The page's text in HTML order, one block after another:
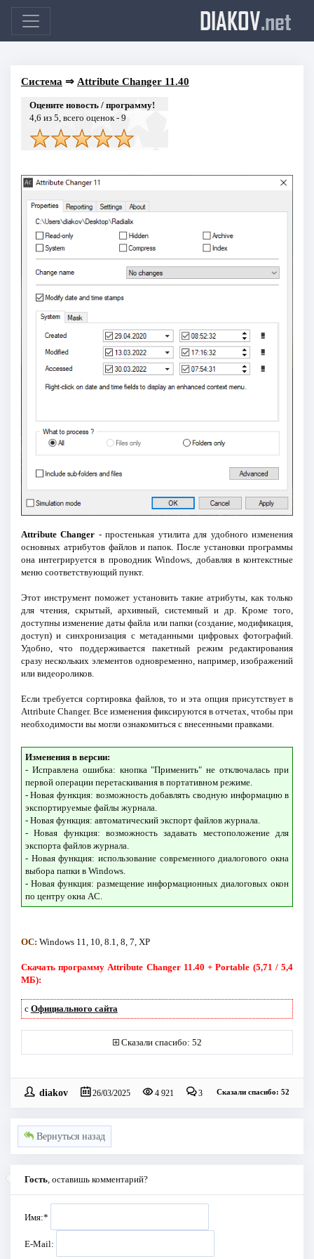
DIAKOV.net
Система ⇒ Attribute Changer 11.40
Оцените новость / программу!
4,6 из 5, всего оценок - 9
Attribute Changer - простенькая утилита для удобного изменения
основных атрибутов файлов и папок. После установки программы
она интегрируется в проводник Windows, добавляя в контекстные
меню соответствующий пункт.
Этот инструмент поможет установить такие атрибуты, как только
для чтения, скрытый, архивный, системный и др. Кроме того,
доступны изменение даты файла или папки (создание, модификация,
доступ) и синхронизация с метаданными цифровых фотографий.
Удобно, что поддерживается пакетный режим редактирования
сразу нескольких элементов одновременно, например, изображений
или видеороликов.
Если требуется сортировка файлов, то и эта опция присутствует в
Attribute Changer. Все изменения фиксируются в отчетах, чтобы при
необходимости вы могли ознакомиться с внесенными правками.
Изменения в версии:
- Исправлена ошибка: кнопка "Применить" не отключалась при
первой операции перетаскивания в портативном режиме.
- Новая функция: возможность добавлять сводную информацию в
экспортируемые файлы журнала.
- Новая функция: автоматический экспорт файлов журнала.
- Новая функция: возможность задавать местоположение для
экспорта файлов журнала.
- Новая функция: использование современного диалогового окна
выбора папки в Windows.
- Новая функция: размещение информационных диалоговых окон
по центру окна AC.
ОС: Windows 11, 10, 8.1, 8, 7, XP
Скачать программу Attribute Changer 11.40 + Portable (5,71 / 5,4
МБ):
с Официального сайта
Сказали спасибо: 52
diakov 26/03/2025 4 921 3 Сказали спасибо: 52
Вернуться назад
Гость , оставишь комментарий?
Имя:*
E-Mail: